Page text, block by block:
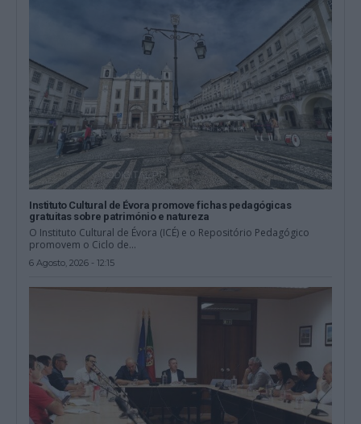
Instituto Cultural de Évora promove fichas pedagógicas
gratuitas sobre património e natureza
O Instituto Cultural de Évora (ICÉ) e o Repositório Pedagógico
promovem o Ciclo de...
6 Agosto, 2026 - 12:15